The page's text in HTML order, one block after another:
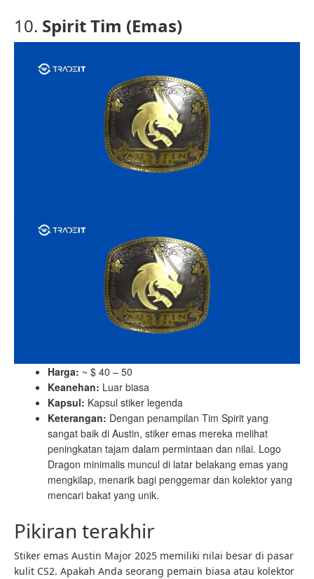
10. Spirit Tim (Emas)
Harga: ~ $ 40 – 50
Keanehan: Luar biasa
Kapsul: Kapsul stiker legenda
Keterangan: Dengan penampilan Tim Spirit yang
sangat baik di Austin, stiker emas mereka melihat
peningkatan tajam dalam permintaan dan nilai. Logo
Dragon minimalis muncul di latar belakang emas yang
mengkilap, menarik bagi penggemar dan kolektor yang
mencari bakat yang unik.
Pikiran terakhir
Stiker emas Austin Major 2025 memiliki nilai besar di pasar
kulit CS2. Apakah Anda seorang pemain biasa atau kolektor